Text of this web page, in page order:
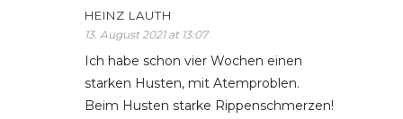
HEINZ LAUTH
13. August 2021 at 13:07
Ich habe schon vier Wochen einen
starken Husten, mit Atemproblen.
Beim Husten starke Rippenschmerzen!